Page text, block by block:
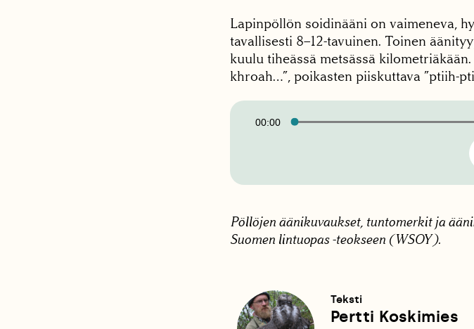
Lapinpöllön soidinääni on vaimeneva,
tavallisesti 8–12-tavuinen. Toinen
kuulu tiheässä metsässä
khroah…”, poikasten piiskuttava ”ptiih-
Äänitoistin
00:00
Pöllöjen äänikuvaukset, tuntomerkit ja
Suomen lintuopas -teokseen (WSOY).
Teksti
Pertti Koskimies